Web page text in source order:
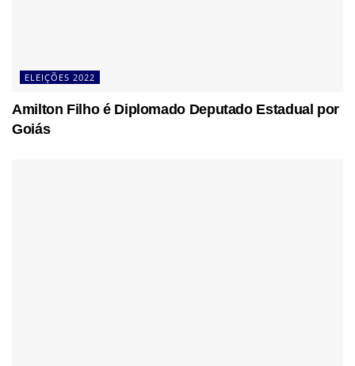
ELEIÇÕES 2022
Amilton Filho é Diplomado Deputado Estadual por
Goiás